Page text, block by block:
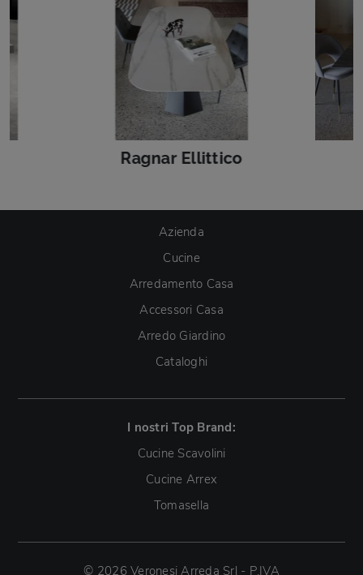
Ragnar Ellittico
Azienda
Cucine
Arredamento Casa
Accessori Casa
Arredo Giardino
Cataloghi
I nostri Top Brand:
Cucine Scavolini
Cucine Arrex
Tomasella
© 2026 Veronesi Arreda Srl - P.IVA